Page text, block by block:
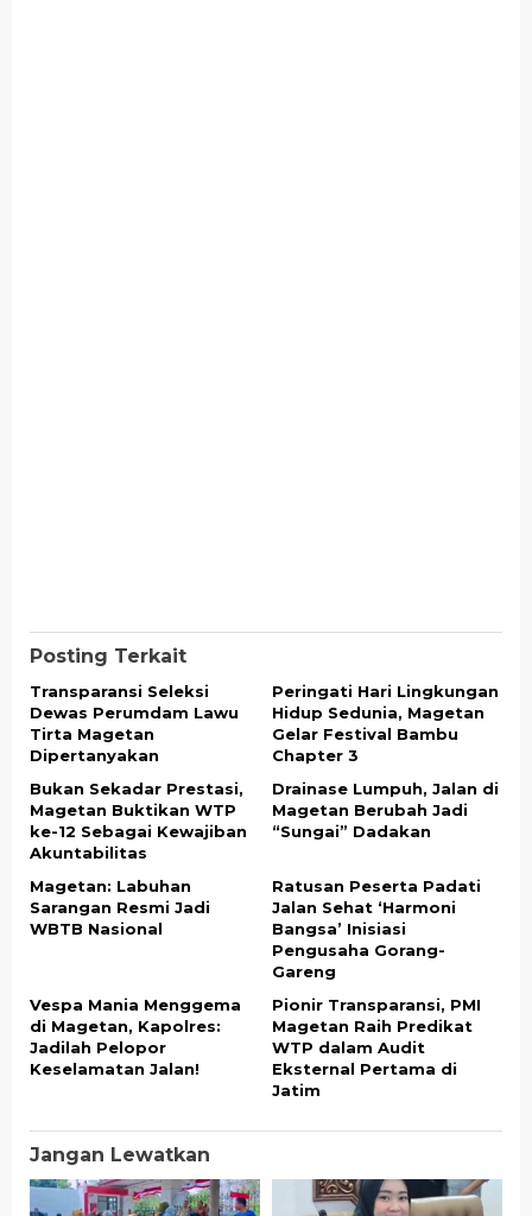
Posting Terkait
Transparansi Seleksi
Dewas Perumdam Lawu
Tirta Magetan
Dipertanyakan
Peringati Hari Lingkungan
Hidup Sedunia, Magetan
Gelar Festival Bambu
Chapter 3
Bukan Sekadar Prestasi,
Magetan Buktikan WTP
ke-12 Sebagai Kewajiban
Akuntabilitas
Drainase Lumpuh, Jalan di
Magetan Berubah Jadi
“Sungai” Dadakan
Magetan: Labuhan
Sarangan Resmi Jadi
WBTB Nasional
Ratusan Peserta Padati
Jalan Sehat ‘Harmoni
Bangsa’ Inisiasi
Pengusaha Gorang-
Gareng ​
Vespa Mania Menggema
di Magetan, Kapolres:
Jadilah Pelopor
Keselamatan Jalan!
Pionir Transparansi, PMI
Magetan Raih Predikat
WTP dalam Audit
Eksternal Pertama di
Jatim ​
Jangan Lewatkan